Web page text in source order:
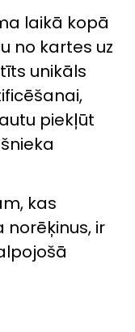
laikā kopā
no kartes uz
unikāls
piekļūt
kas
ir